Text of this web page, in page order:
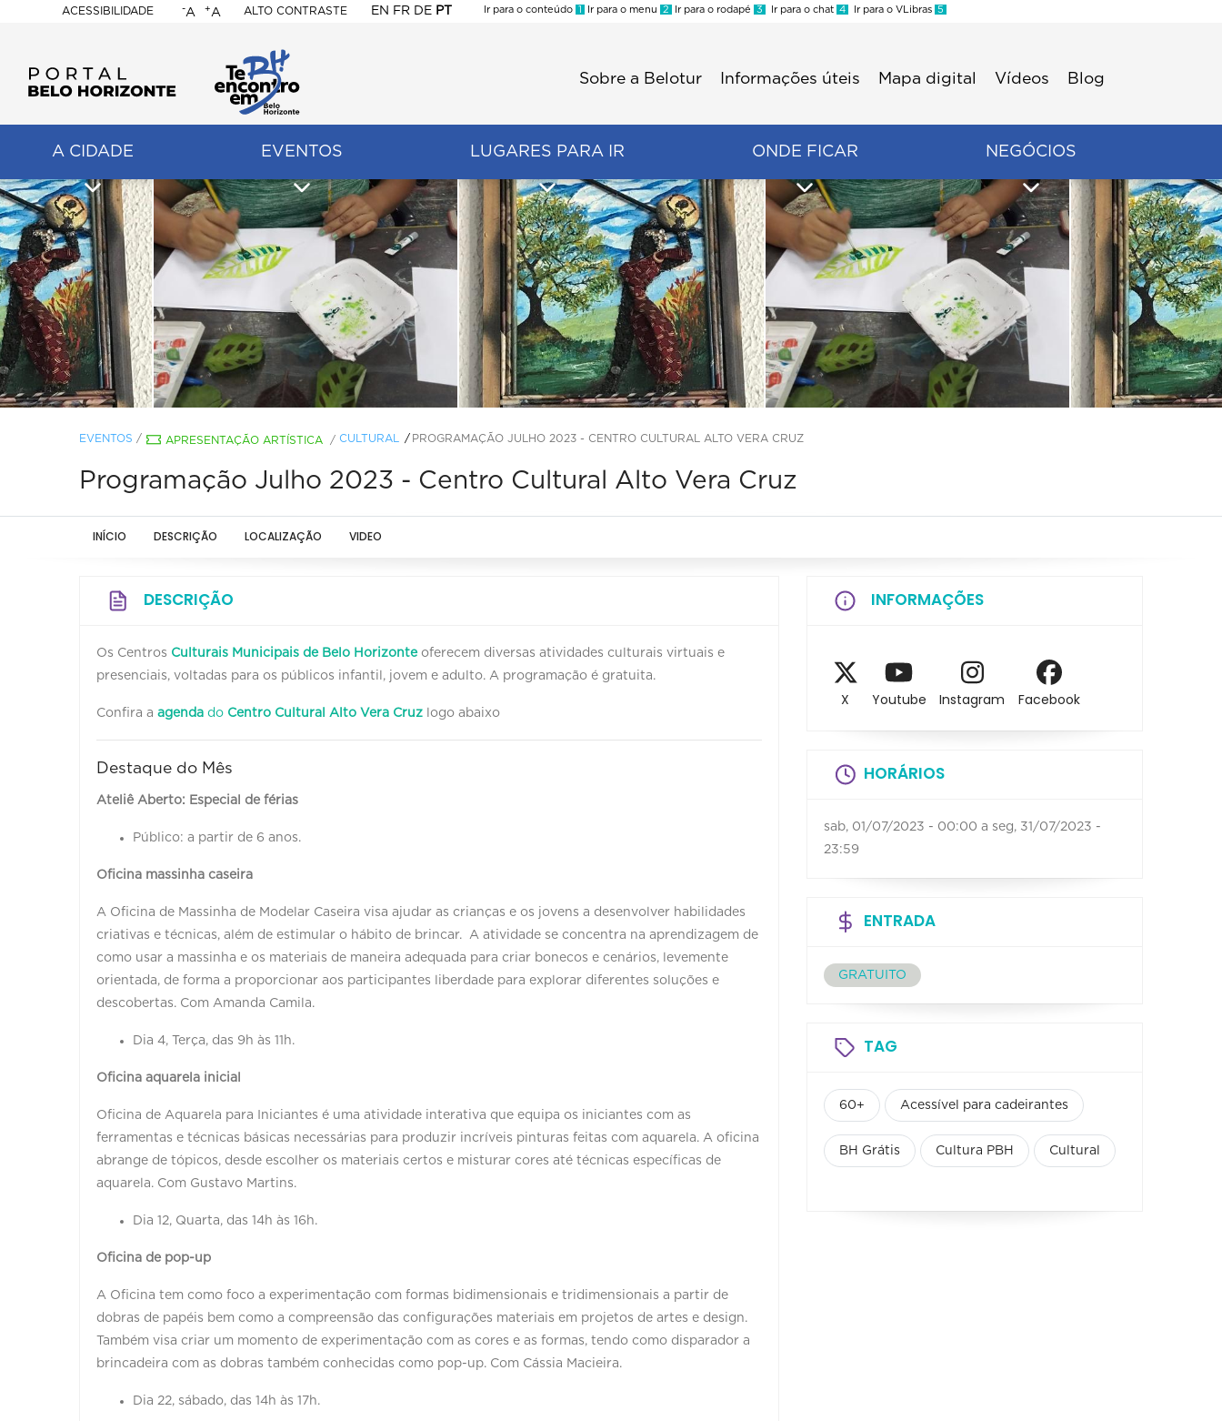
ACESSIBILIDADE
BELO
HORIZONTE
-A +A ALTO CONTRASTE EN FR DE PT
Ir para o conteúdo 1 Ir para o menu 2 Ir para o rodapé 3 Ir para o chat 4 Ir para o VLibras 5
Sobre a Belotur Informações úteis Mapa digital Vídeos Blog
A CIDADE EVENTOS LUGARES PARA IR ONDE FICAR NEGÓCIOS
EVENTOS / APRESENTAÇÃO ARTÍSTICA / CULTURAL PROGRAMAÇÃO JULHO 2023 - CENTRO CULTURAL ALTO VERA CRUZ
Programação Julho 2023 - Centro Cultural Alto Vera Cruz
INÍCIO DESCRIÇÃO LOCALIZAÇÃO VIDEO
DESCRIÇÃO
Os Centros Culturais Municipais de Belo Horizonteoferecem diversas atividades culturais virtuais e
presenciais, voltadas para os públicos infantil, jovem e adulto. A programação é gratuita.
Confira a agenda do Centro Cultural Alto Vera Cruz logo abaixo
Destaque do Mês
Ateliê Aberto: Especial de férias
Público: a partir de 6 anos.
Oficina massinha caseira
A Oficina de Massinha de Modelar Caseira visa ajudar as crianças e os jovens a desenvolver habilidades
criativas e técnicas, além de estimular o hábito de brincar. A atividade se concentra na aprendizagem de
como usar a massinha e os materiais de maneira adequada para criar bonecos e cenários, levemente
orientada, de forma a proporcionar aos participantes liberdade para explorar diferentes soluções e
descobertas. Com Amanda Camila.
Dia 4, Terça, das 9h às 11h.
Oficina aquarela inicial
Oficina de Aquarela para Iniciantes é uma atividade interativa que equipa os iniciantes com as
ferramentas e técnicas básicas necessárias para produzir incríveis pinturas feitas com aquarela. A oficina
abrange de tópicos, desde escolher os materiais certos e misturar cores até técnicas específicas de
aquarela. Com Gustavo Martins.
Dia 12, Quarta, das 14h às 16h.
Oficina de pop-up
A Oficina tem como foco a experimentação com formas bidimensionais e tridimensionais a partir de
dobras de papéis bem como a compreensão das configurações materiais em projetos de artes e design.
Também visa criar um momento de experimentação com as cores e as formas, tendo como disparador a
brincadeira com as dobras também conhecidas como pop-up. Com Cássia Macieira.
Dia 22, sábado, das 14h às 17h.
INFORMAÇÕES
X Youtube Instagram Facebook
HORÁRIOS
sab, 01/07/2023 - 00:00 a seg, 31/07/2023 -
23:59
ENTRADA
GRATUITO
TAG
60+ Acessível para cadeirantes
BH Grátis Cultura PBH Cultural